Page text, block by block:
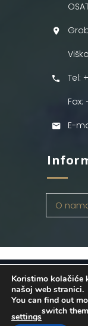
Tel:
Fax:
E-
O
by
Koristimo kolačiće
našoj web stranici.
You can find out
switch
settings